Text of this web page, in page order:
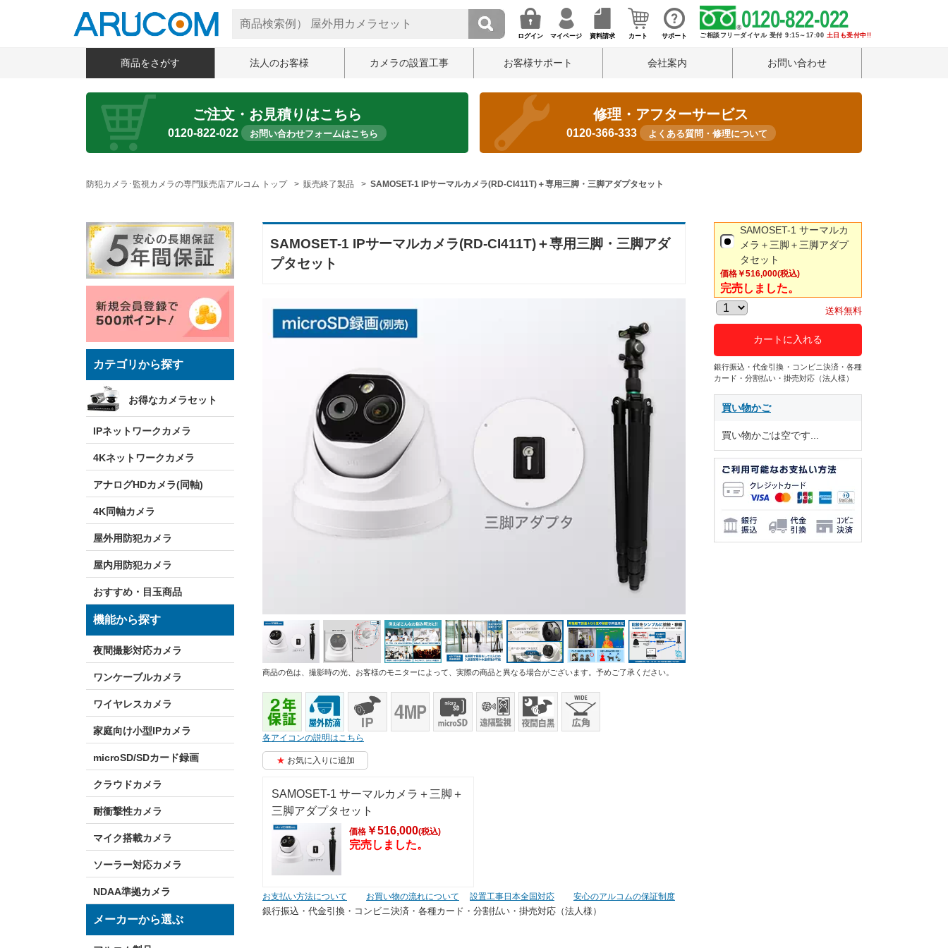
ログイン マイページ 資料請求 カート サポート
0120-822-022
ご相談フリーダイヤル 受付 9:15～17:00 土日も受付中!!
商品をさがす 法人のお客様 カメラの設置工事 お客様サポート 会社案内 お問い合わせ
ご注文・お見積りはこちら
0120-822-022 お問い合わせフォームはこちら
修理・アフターサービス
0120-366-333 よくある質問・修理について
防犯カメラ･監視カメラの専門販売店アルコム トップ 販売終了製品 SAMOSET-1 IPサーマルカメラ(RD-CI411T)＋専用三脚・三脚アダプタセット
カテゴリから探す
お得なカメラセット
IPネットワークカメラ
4Kネットワークカメラ
アナログHDカメラ(同軸)
4K同軸カメラ
屋外用防犯カメラ
屋内用防犯カメラ
おすすめ・目玉商品
機能から探す
夜間撮影対応カメラ
ワンケーブルカメラ
ワイヤレスカメラ
家庭向け小型IPカメラ
microSD/SDカード録画
クラウドカメラ
耐衝撃性カメラ
マイク搭載カメラ
ソーラー対応カメラ
NDAA準拠カメラ
メーカーから選ぶ
SAMOSET-1 IPサーマルカメラ(RD-CI411T)＋専用三脚・三脚アダ
プタセット
商品の色は、撮影時の光、お客様のモニターによって、実際の商品と異なる場合がございます。予めご了承ください。
各アイコンの説明はこちら
お気に入りに追加
SAMOSET-1 サーマルカメラ＋三脚＋
三脚アダプタセット
価格￥516,000(税込)
完売しました。
お支払い方法について お買い物の流れについて 設置工事日本全国対応 安心のアルコムの保証制度
銀行振込・代金引換・コンビニ決済・ 各種カード・分割払い・掛売対応（法人様）
SAMOSET-1 サーマルカ
メラ＋三脚＋三脚アダプ
タセット
価格 ￥516,000(税込)
完売しました。
送料無料
カートに入れる
銀行振込・代金引換・コンビニ決済・各種
カード・分割払い・掛売対応（法人様）
買い物かご
買い物かごは空です...